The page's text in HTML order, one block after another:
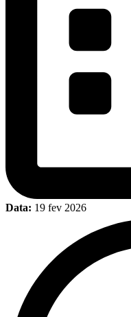
Data: 19 fev 2026